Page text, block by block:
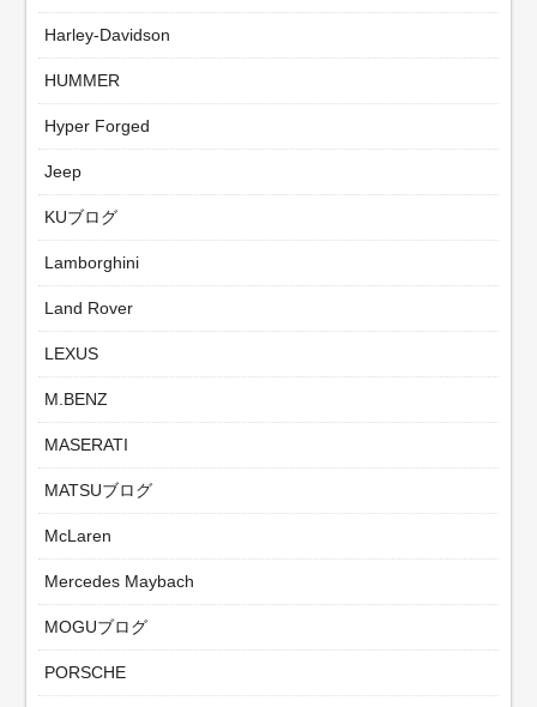
Harley-Davidson
HUMMER
Hyper Forged
Jeep
KUブログ
Lamborghini
Land Rover
LEXUS
M.BENZ
MASERATI
MATSUブログ
McLaren
Mercedes Maybach
MOGUブログ
PORSCHE